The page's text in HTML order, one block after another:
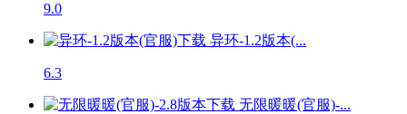
9.0
异环-1.2版本(...
6.3
无限暖暖(官服)-...